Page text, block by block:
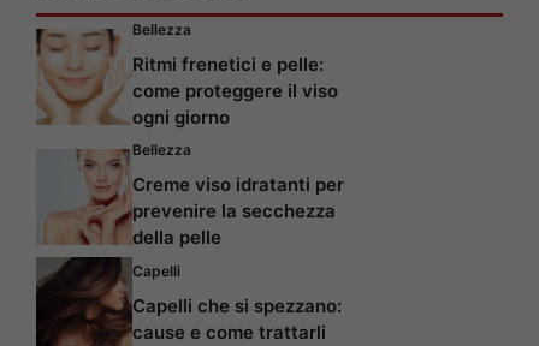
Bellezza
Ritmi frenetici e pelle:
come proteggere il viso
ogni giorno
Bellezza
Creme viso idratanti per
prevenire la secchezza
della pelle
Capelli
Capelli che si spezzano:
cause e come trattarli